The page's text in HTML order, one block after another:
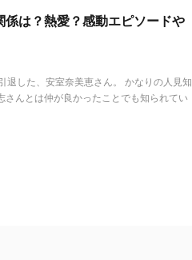
は？熱愛？感動エピソードや
した、安室奈美恵さん。 かなりの人見知
さんとは仲が良かったことでも知られてい